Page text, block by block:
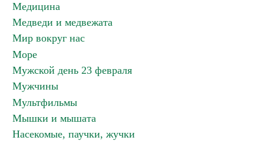
Медицина
Медведи и медвежата
Мир вокруг нас
Море
Мужской день 23 февраля
Мужчины
Мультфильмы
Мышки и мышата
Насекомые, паучки, жучки